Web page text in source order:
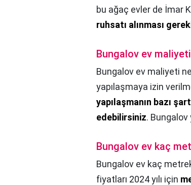
bu ağaç evler de İmar
ruhsatı alınması
Bungalov ev
Bungalov ev maliyeti
yapılaşmaya izin
yapılaşmanın bazı
edebilirsiniz. Bungalov
Bungalov ev kaç
Bungalov ev kaç
fiyatları 2024 yılı için